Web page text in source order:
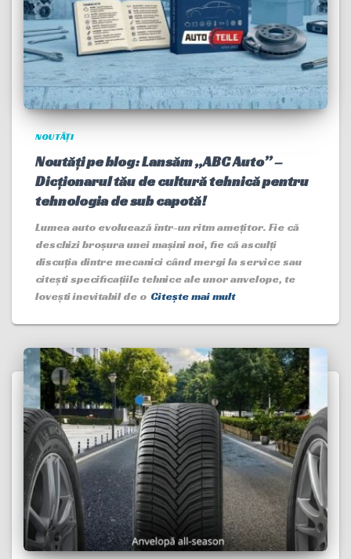
NOUTĂȚI
Noutăți pe blog: Lansăm „ABC Auto” –
Dicționarul tău de cultură tehnică pentru
tehnologia de sub capotă!
Lumea auto evoluează într-un ritm amețitor. Fie că
deschizi broșura unei mașini noi, fie că asculți
discuția dintre mecanici când mergi la service sau
citești specificațiile tehnice ale unor anvelope, te
lovești inevitabil de o Citește mai mult